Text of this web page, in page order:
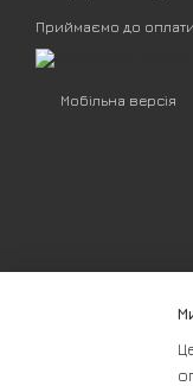
Приймаємо до оплати
Мобільна версія